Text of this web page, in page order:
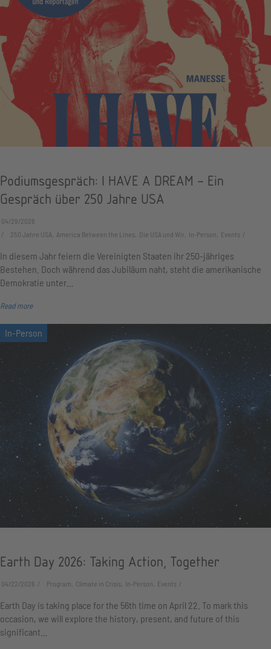
Podiumsgespräch: I HAVE A DREAM – Ein
Gespräch über 250 Jahre USA
04/29/2026
250 Jahre USA, America Between the Lines, Die USA und Wir, In-Person, Events
In diesem Jahr feiern die Vereinigten Staaten ihr 250-jähriges
Bestehen. Doch während das Jubiläum naht, steht die amerikanische
Demokratie unter…
Read more
Earth Day 2026: Taking Action, Together
04/22/2026 Program, Climate in Crisis, In-Person, Events
Earth Day is taking place for the 56th time on April 22. To mark this
occasion, we will explore the history, present, and future of this
significant…